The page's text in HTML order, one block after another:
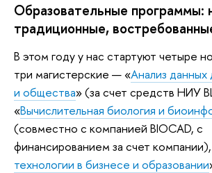
Образовательные программы:
традиционные,
В этом году у нас стартуют четыре
три магистерские — «Анализ данных
и общества» (за счет средств НИУ
«Вычислительная биология и
(совместно с компанией BIOCAD, с
финансированием за счет
технологии в бизнесе и образовании